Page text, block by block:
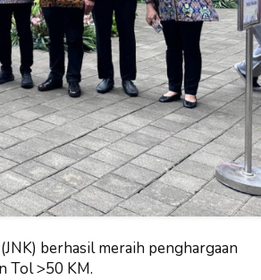
berhasil meraih penghargaan
Tol >50 KM.